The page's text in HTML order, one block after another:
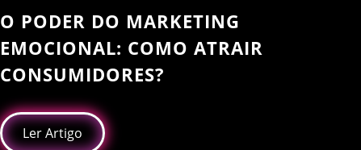
O PODER DO MARKETING
EMOCIONAL: COMO ATRAIR
CONSUMIDORES?
Ler Artigo